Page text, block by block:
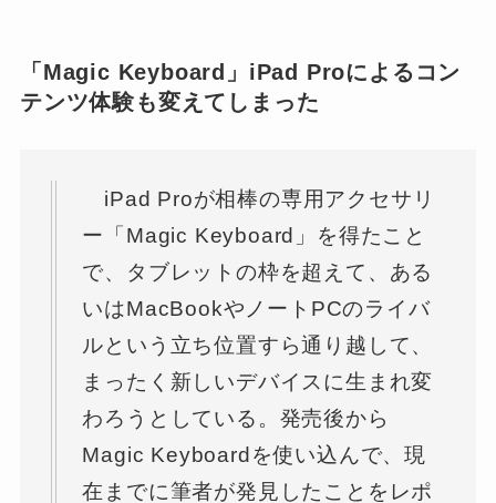
「Magic Keyboard」iPad Proによるコン
テンツ体験も変えてしまった
iPad Proが相棒の専用アクセサリ
ー「Magic Keyboard」を得たこと
で、タブレットの枠を超えて、ある
いはMacBookやノートPCのライバ
ルという立ち位置すら通り越して、
まったく新しいデバイスに生まれ変
わろうとしている。発売後から
Magic Keyboardを使い込んで、現
在までに筆者が発見したことをレポ